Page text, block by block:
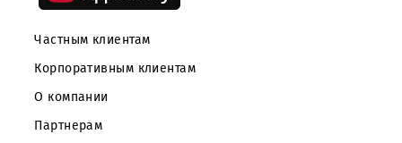
Частным клиентам